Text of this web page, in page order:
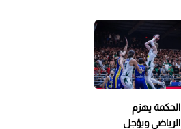
الحكمة يهزم
الرياضي ويؤجل